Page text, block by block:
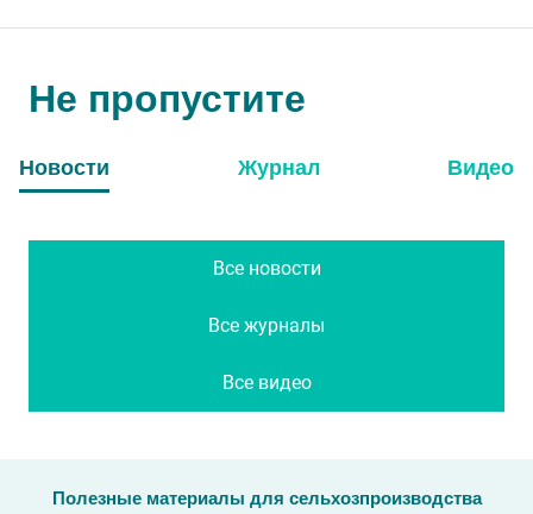
Не пропустите
Новости Журнал Видео
Все новости
Все журналы
Все видео
Полезные материалы для сельхозпроизводства